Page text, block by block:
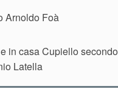
Arnoldo Foà
in casa Cupiello secondo
Latella